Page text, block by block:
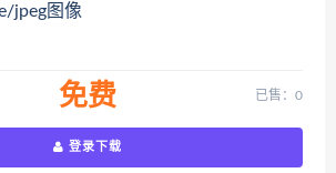
jpeg图像
免费 已售：0
登录下载